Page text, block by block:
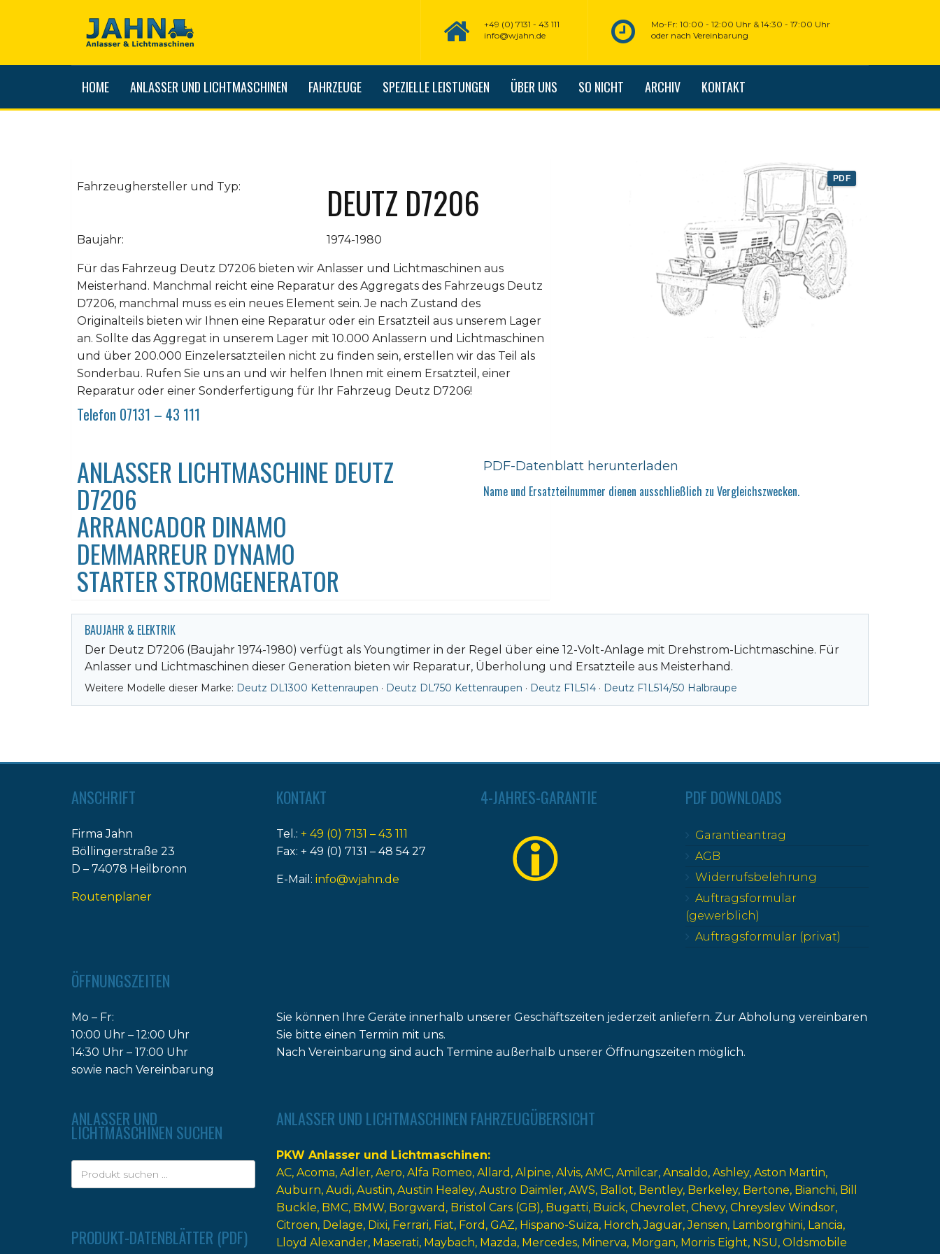
Mo-Fr: 10:00 - 12:00 Uhr & 14:30 - 17:00 Uhr
oder nach Vereinbarung
+49 (0) 7131 - 43 111
info@wjahn.de
HOME ANLASSER UND LICHTMASCHINEN FAHRZEUGE SPEZIELLE LEISTUNGEN ÜBER UNS SO NICHT ARCHIV KONTAKT
PDF
Fahrzeughersteller und Typ: DEUTZ D7206
Baujahr: 1974-1980
Für das Fahrzeug Deutz D7206 bieten wir Anlasser und Lichtmaschinen aus
Meisterhand. Manchmal reicht eine Reparatur des Aggregats des Fahrzeugs Deutz
D7206, manchmal muss es ein neues Element sein. Je nach Zustand des
Originalteils bieten wir Ihnen eine Reparatur oder ein Ersatzteil aus unserem Lager
an. Sollte das Aggregat in unserem Lager mit 10.000 Anlassern und Lichtmaschinen
und über 200.000 Einzelersatzteilen nicht zu finden sein, erstellen wir das Teil als
Sonderbau. Rufen Sie uns an und wir helfen Ihnen mit einem Ersatzteil, einer
Reparatur oder einer Sonderfertigung für Ihr Fahrzeug Deutz D7206!
Telefon 07131 – 43 111
ANLASSER LICHTMASCHINE DEUTZ
D7206
ARRANCADOR DINAMO
DEMMARREUR DYNAMO
STARTER STROMGENERATOR
PDF-Datenblatt herunterladen
Name und Ersatzteilnummer dienen ausschließlich zu Vergleichszwecken.
BAUJAHR & ELEKTRIK
Der Deutz D7206 (Baujahr 1974-1980) verfügt als Youngtimer in der Regel über eine 12-Volt-Anlage mit Drehstrom-Lichtmaschine. Für
Anlasser und Lichtmaschinen dieser Generation bieten wir Reparatur, Überholung und Ersatzteile aus Meisterhand.
Weitere Modelle dieser Marke: Deutz DL1300 Kettenraupen · Deutz DL750 Kettenraupen · Deutz F1L514 · Deutz F1L514/50 Halbraupe
ANSCHRIFT
Firma Jahn
Böllingerstraße 23
D – 74078 Heilbronn
Routenplaner
KONTAKT
Tel.: + 49 (0) 7131 – 43 111
Fax: + 49 (0) 7131 – 48 54 27
E-Mail: info@wjahn.de
4-JAHRES-GARANTIE PDF DOWNLOADS
Garantieantrag
AGB
Widerrufsbelehrung
Auftragsformular
(gewerblich)
Auftragsformular (privat)
ÖFFNUNGSZEITEN
Mo – Fr:
10:00 Uhr – 12:00 Uhr
14:30 Uhr – 17:00 Uhr
sowie nach Vereinbarung
Sie können Ihre Geräte innerhalb unserer Geschäftszeiten jederzeit anliefern. Zur Abholung vereinbaren
Sie bitte einen Termin mit uns.
Nach Vereinbarung sind auch Termine außerhalb unserer Öffnungszeiten möglich.
ANLASSER UND
LICHTMASCHINEN SUCHEN
PRODUKT-DATENBLÄTTER (PDF)
ANLASSER UND LICHTMASCHINEN FAHRZEUGÜBERSICHT
PKW Anlasser und Lichtmaschinen
AC Acoma Adler Aero Alfa Romeo Allard Alpine Alvis AMC Amilcar Ansaldo Ashley Aston Martin
Auburn Audi Austin Austin Healey Austro Daimler AWS Ballot Bentley Berkeley Bertone Bianchi Bill
Buckle BMC BMW Borgward Bristol Cars (GB) Bugatti Buick Chevrolet Chevy Chreyslev Windsor
Citroen Delage Dixi Ferrari Fiat Ford GAZ Hispano-Suiza Horch Jaguar Jensen Lamborghini Lancia
Lloyd Alexander Maserati Maybach Mazda Mercedes Minerva Morgan Morris Eight NSU Oldsmobile